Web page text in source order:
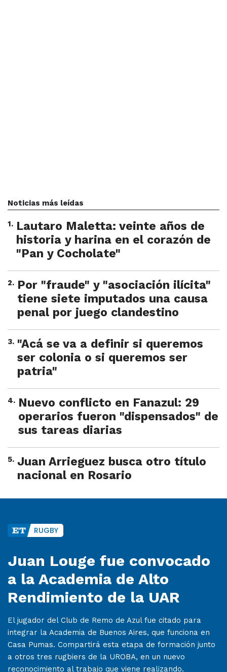
Noticias más leídas
1. Lautaro Maletta: veinte años de
historia y harina en el corazón de
"Pan y Cocholate"
2. Por "fraude" y "asociación ilícita"
tiene siete imputados una causa
penal por juego clandestino
3. "Acá se va a definir si queremos
ser colonia o si queremos ser
patria"
4. Nuevo conflicto en Fanazul: 29
operarios fueron "dispensados" de
sus tareas diarias
5. Juan Arrieguez busca otro título
nacional en Rosario
RUGBY
Juan Louge fue convocado
a la Academia de Alto
Rendimiento de la UAR
El jugador del Club de Remo de Azul fue citado para
integrar la Academia de Buenos Aires, que funciona en
Casa Pumas. Compartirá esta etapa de formación junto
a otros tres rugbiers de la UROBA, en un nuevo
reconocimiento al trabajo que viene realizando.